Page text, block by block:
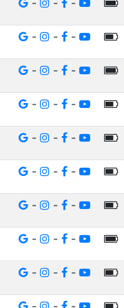
- - -
- - -
- - -
- - -
- - -
- - -
- - -
- - -
- - -